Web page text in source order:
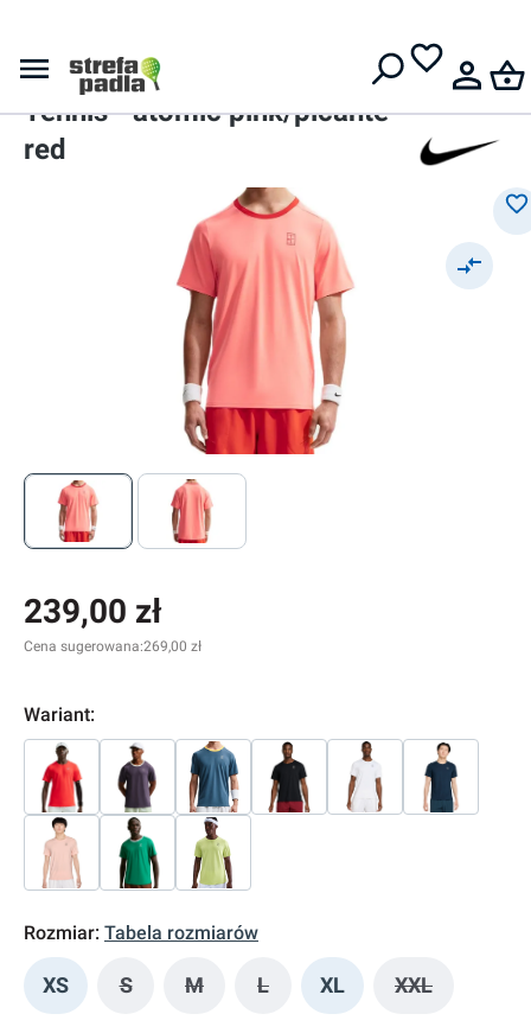
Nike Court Advantage Dri-Fit
Tennis - atomic pink/picante
red
239,00 zł
Cena sugerowana:269,00 zł
Wariant:
Rozmiar: Tabela rozmiarów
XS S(Ta opcja jest obecnie niedostępna.)
M(Ta opcja jest obecnie niedostępna.)
L(Ta opcja jest obecnie
XL XXL(Ta opcja